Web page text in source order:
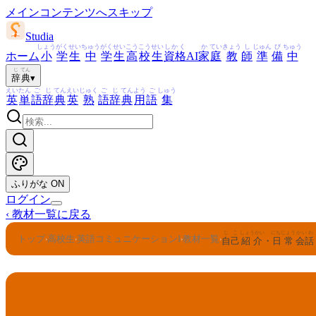
メインコンテンツへスキップ
Studia
ホーム 小
しょう
学
がく
生
せい
中
ちゅう
学
がく
生
せい
高
こう
校
こう
生
せい
資格
しかく
AI家
か
庭
てい
教
きょう
師
し
準
じゅん
備
び
中
ちゅう
辞
じ
典
てん
▾
英
えい
単
たん
語
ご
辞
じ
典
てん
英
えい
熟
じゅく
語
ご
辞
じ
典
てん
用
よう
語
ご
集
しゅう
ふりがな ON
ログイン
‹ 教材一覧に戻る
トップ›高校生›英語コミュニケーションI›教材一覧›自己
じこ
紹介
しょうかい
・ 日常
にちじょう
会話
かいわ